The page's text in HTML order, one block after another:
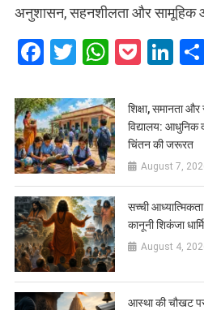
अनुशासन, सहनशीलता और सामूहिक
Facebook
Twitter
शिक्षा, समानता और
विद्यालय: आधुनिक
चिंतन की जरूरत
August 7,
सच्ची
कानूनी शिकंजा
August 4,
आस्था की चौखट